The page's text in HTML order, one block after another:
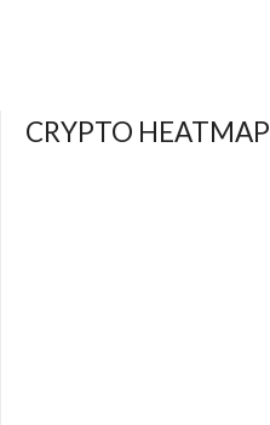
CRYPTO HEATMAP